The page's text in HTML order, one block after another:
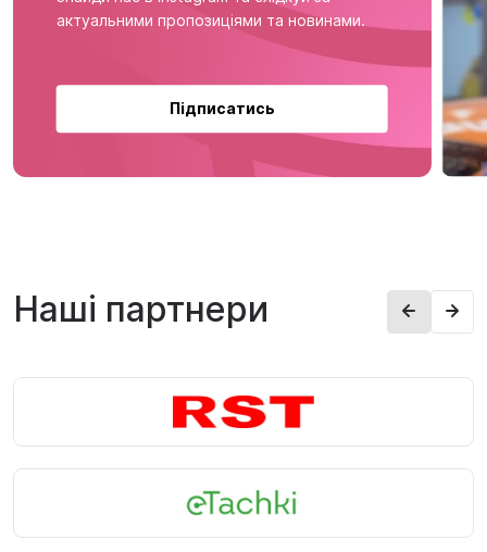
актуальними пропозиціями та новинами.
Підписатись
Наші партнери